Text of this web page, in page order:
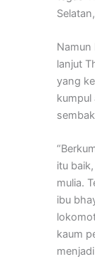
Namun
lanjut
yang
itu
mulia.
ibu
kaum